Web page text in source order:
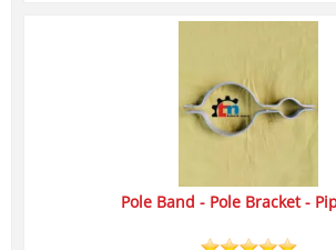
Pole Band - Pole Bracket -